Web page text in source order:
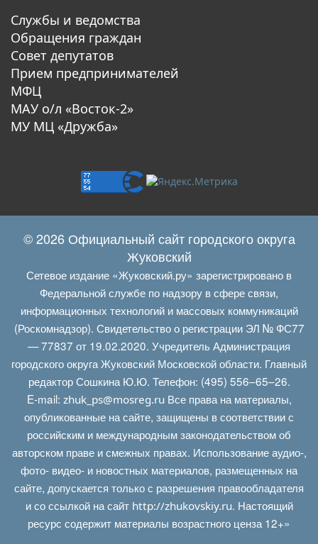
Службы и ведомства
Обращения граждан
Совет депутатов
Прием предпринимателей
МФЦ
МАУ о/л «Восток-2»
МУ МЦ «Дружба»
© 2026 Официальный сайт городского округа
Жуковский
Сетевое издание «Жуковский.ру» зарегистрировано в
Федеральной службе по надзору в сфере связи,
информационных технологий и массовых коммуникаций
(Роскомнадзор). Свидетельство о регистрации ЭЛ № ФС77
— 77837 от 19.02.2020. Учредитель Администрация
городского округа Жуковский Московской области. Главный
редактор Сошкина Ю.Ю. Телефон: (495) 556–65–26.
E‑mail: zhuk_ps@mosreg.ruВсе права на материалы,
опубликованные на сайте, защищены в соответствии с
российским и международным законодательством об
авторском праве и смежных правах. Использование аудио-,
фото- видео- и новостных материалов, размещенных на
сайте, допускается только с разрешения правообладателя
и со ссылкой на сайт http://zhukovskiy.ru. Настоящий
ресурс содержит материалы возрастного ценза 12+»